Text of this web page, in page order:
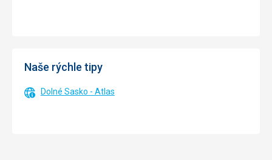
Naše rýchle tipy
Dolné Sasko - Atlas